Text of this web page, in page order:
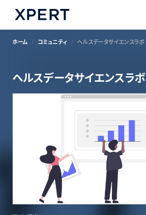
ホーム コミュニティ ヘルスデータサイエンスラボ
ヘルスデータサイエンスラボ